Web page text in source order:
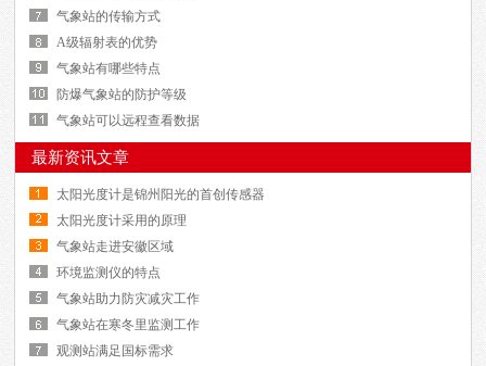
气象站的传输方式
A级辐射表的优势
气象站有哪些特点
防爆气象站的防护等级
气象站可以远程查看数据
最新资讯文章
太阳光度计是锦州阳光的首创传感器
太阳光度计采用的原理
气象站走进安徽区域
环境监测仪的特点
气象站助力防灾减灾工作
气象站在寒冬里监测工作
观测站满足国标需求